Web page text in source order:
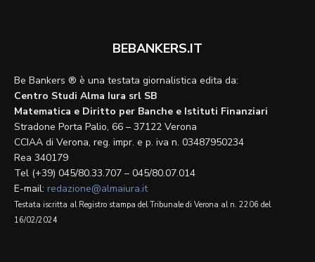
BEBANKERS.IT
Be Bankers ® è una testata giornalistica edita da:
Centro Studi Alma Iura srl SB
Matematica e Diritto per Banche e Istituti Finanziari
Stradone Porta Palio, 66 – 37122 Verona
CCIAA di Verona, reg. impr. e p. iva n. 03487950234
Rea 340179
Tel (+39) 045/80.33.707 – 045/80.07.014
E-mail: redazione@almaiura.it
Testata iscritta al Registro stampa del Tribunale di Verona al n. 2206 del
16/02/2024